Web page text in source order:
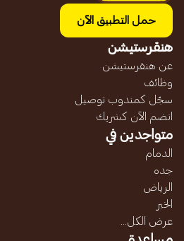
حمل التطبيق الآن
هنقرستيشن
عن هنقرستيشن
وظائف
سجّل كمندوب توصيل
انضم الآن كشريك
متواجدين في
الدمام
جده
الرياض
الخبر
عرض الكل...